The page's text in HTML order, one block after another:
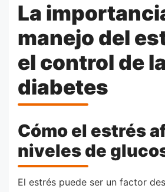
La
manejo del
el control de
diabetes
Cómo el estrés
niveles de
El estrés puede ser un factor